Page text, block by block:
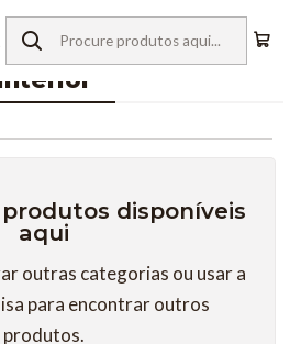
Hotelaria Interior
disponíveis
aqui
outras categorias ou usar a
para encontrar outros
produtos.